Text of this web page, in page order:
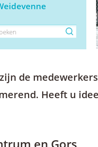
de
Heeft u